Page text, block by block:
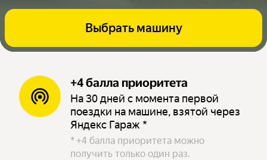
Выбрать машину
+4 балла приоритета
На 30 дней с момента первой
поездки на машине, взятой через
Яндекс Гараж *
* +4 балла приоритета можно
получить только один раз.